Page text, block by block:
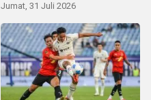
Jumat, 31 Juli 2026